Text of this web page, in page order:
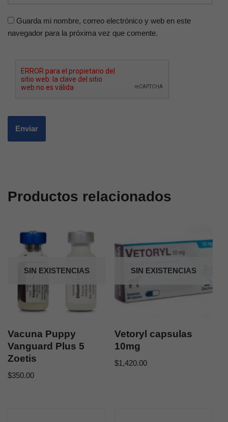
Guarda mi nombre, correo electrónico y web en este
navegador para la próxima vez que comente.
Productos relacionados
SIN EXISTENCIAS
Vacuna Puppy
Vanguard Plus 5
Zoetis
$350.00
SIN EXISTENCIAS
Vetoryl capsulas
10mg
$1,420.00